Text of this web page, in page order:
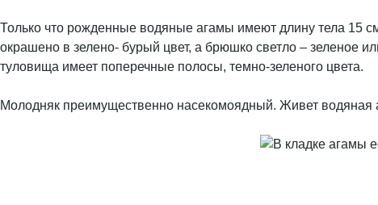
Только что рожденные водяные агамы имеют длину тела 15
окрашено в зелено- бурый цвет, а брюшко светло – зеленое
туловища имеет поперечные полосы, темно-зеленого цвета.
Молодняк преимущественно насекомоядный. Живет водяная